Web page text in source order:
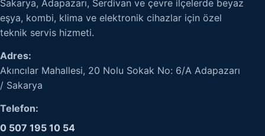
Sakarya, Adapazarı, Serdivan ve çevre ilçelerde beyaz
eşya, kombi, klima ve elektronik cihazlar için özel
teknik servis hizmeti.
Adres:
Akıncılar Mahallesi, 20 Nolu Sokak No: 6/A Adapazarı
/ Sakarya
Telefon:
0 507 195 10 54